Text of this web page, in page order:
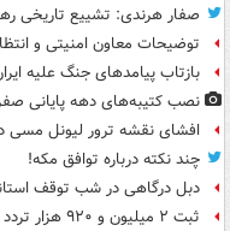
صفار هرندی: تشییع تاریخی
توضیحات معاون امنیتی و
بازتاب پیامدهای جنگ علیه
نصب کتیبه‌های دهه پایانی
افشای نقشه ترور لیونل مسی در
چند نکته درباره توافق مکه!
دبل درگاهی در شب توقف
ثبت ۲ میلیون و ۹۲۰ هزار تردد در مرز مهران طی ایام اربعین